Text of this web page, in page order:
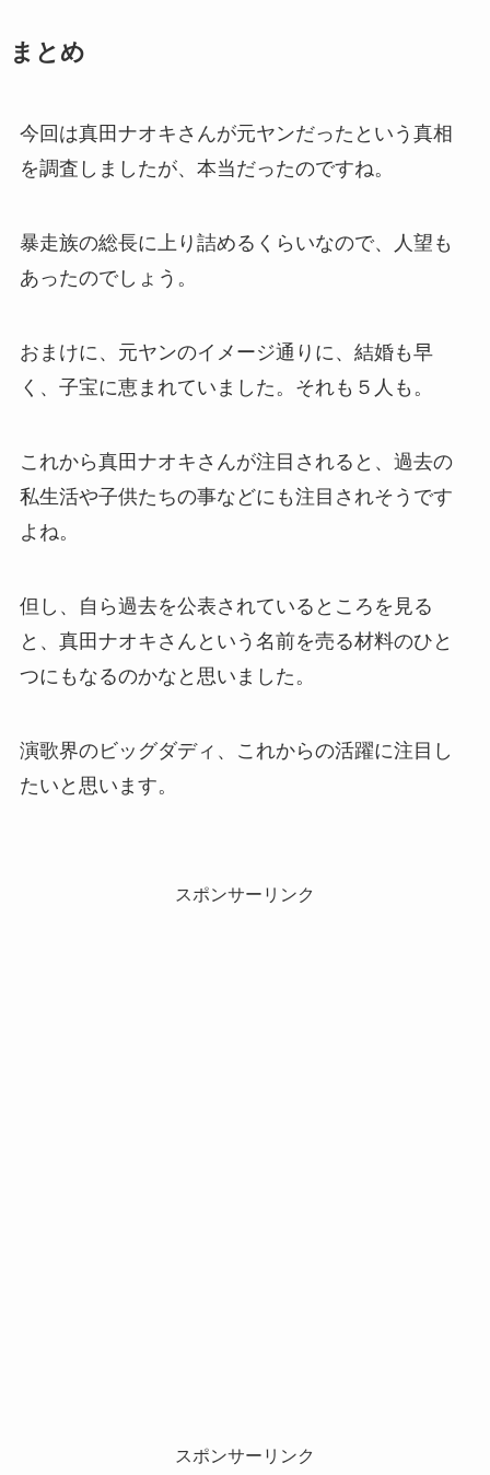
まとめ
今回は真田ナオキさんが元ヤンだったという真相
を調査しましたが、本当だったのですね。
暴走族の総長に上り詰めるくらいなので、人望も
あったのでしょう。
おまけに、元ヤンのイメージ通りに、結婚も早
く、子宝に恵まれていました。それも５人も。
これから真田ナオキさんが注目されると、過去の
私生活や子供たちの事などにも注目されそうです
よね。
但し、自ら過去を公表されているところを見る
と、真田ナオキさんという名前を売る材料のひと
つにもなるのかなと思いました。
演歌界のビッグダディ、これからの活躍に注目し
たいと思います。
スポンサーリンク
スポンサーリンク